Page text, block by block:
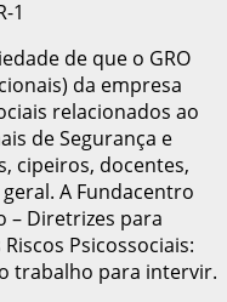
de que o GRO
da empresa
relacionados ao
de Segurança e
cipeiros, docentes,
A Fundacentro
– Diretrizes para
Psicossociais:
trabalho para intervir.